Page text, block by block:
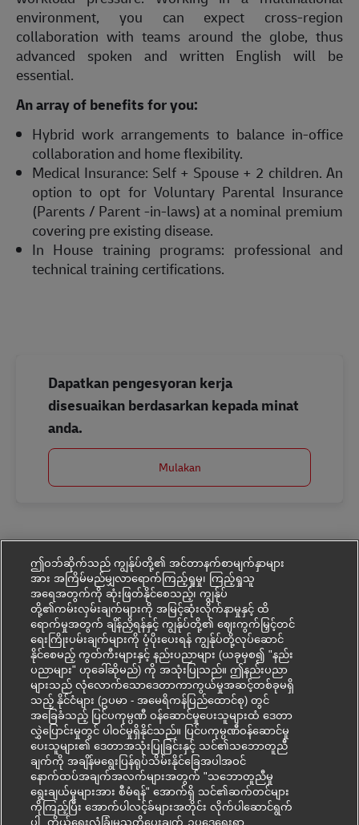
environment, you can expect cross-region
collaboration with teams around the globe, thus
advanced spoken and written English will be
essential.
An array of benefits for you:
Hybrid work arrangements to balance in-office
collaboration and home flexibility.
Medical Insurance: Self + Spouse + 2 children. An
option to opt for Voluntary Parental Insurance
(Parents / Parent -in-laws) at a nominal premium
covering pre existing disease.
In House training programs: professional and
technical training certifications.
Dapatkan pengesyoran kerja
disesuaikan berdasarkan kepada minat
anda.
Mulakan
ဤဝဘ်ဆိုက်သည် ကျွန်ုပ်တို့၏ အင်တာနက်စာမျက်နှာများ
အား အကြိမ်မည်မျှလာရောက်ကြည့်ရှုမှု၊ ကြည့်ရှုသူ
အရေအတွက်ကို ဆုံးဖြတ်နိုင်စေသည့်၊ ကျွန်ုပ်
တို့၏ကမ်းလှမ်းချက်များကို အမြင့်ဆုံးလိုက်နာမှုနှင့် ထိ
ရောက်မှုအတွက် ချိန်ညှိရန်နှင့် ကျွန်ုပ်တို့၏ ဈေးကွက်မြှင့်တင်
ရေးကြိုးပမ်းချက်များကို ပံ့ပိုးပေးရန် ကျွန်ုပ်တို့လုပ်ဆောင်
နိုင်စေမည့် ကွတ်ကီးများနှင့် နည်းပညာများ (ယခုမှစ၍ "နည်း
ပညာများ" ဟုခေါ်ဆိုမည်) ကို အသုံးပြုသည်။ ဤနည်းပညာ
များသည် လုံလောက်သောဒေတာကာကွယ်မှုအဆင့်တစ်ခုမရှိ
သည့် နိုင်ငံများ (ဥပမာ - အမေရိကန်ပြည်ထောင်စု) တွင်
အခြေခံသည့် ပြင်ပကုမ္ပဏီ ဝန်ဆောင်မှုပေးသူများထံ ဒေတာ
လွှဲပြောင်းမှုတွင် ပါဝင်မှုရှိနိုင်သည်။ ပြင်ပကုမ္ပဏီဝန်ဆောင်မှု
ပေးသူများ၏ ဒေတာအသုံးပြုခြင်းနှင့် သင်၏သဘောတူညီ
ချက်ကို အချိန်မရွေးပြန်ရုပ်သိမ်းနိုင်ခြေအပါအဝင်
နောက်ထပ်အချက်အလက်များအတွက် "သဘောတူညီမှု
ရွေးချယ်မှုများအား စီမံရန်" အောက်ရှိ သင်၏ဆက်တင်များ
ကိုကြည့်ပြီး အောက်ပါလင့်ခ်များအတိုင်း လိုက်ပါဆောင်ရွက်
ပါ
ကိုယ်ရေးလုံခြုံမှုသတိပေးချက် ဥပ‌ဒေရေးရာ